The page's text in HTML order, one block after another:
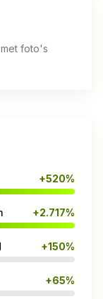
foto's
+520%
+2.717%
+150%
+65%